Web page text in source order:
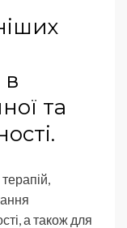
в
та
терапій,
а також для